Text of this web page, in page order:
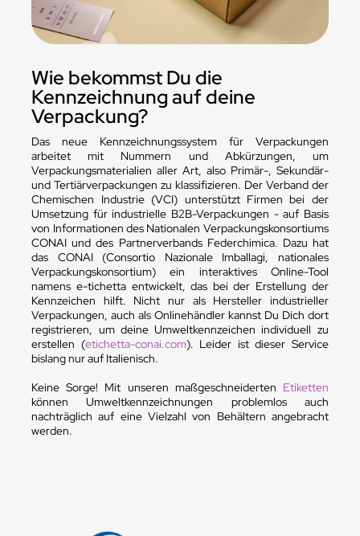
Wie bekommst Du die
Kennzeichnung auf deine
Verpackung?
Das neue Kennzeichnungssystem für Verpackungen
arbeitet mit Nummern und Abkürzungen, um
Verpackungsmaterialien aller Art, also Primär-, Sekundär-
und Tertiärverpackungen zu klassifizieren. Der Verband der
Chemischen Industrie (VCI) unterstützt Firmen bei der
Umsetzung für industrielle B2B-Verpackungen - auf Basis
von Informationen des Nationalen Verpackungskonsortiums
CONAI und des Partnerverbands Federchimica. Dazu hat
das CONAI (Consortio Nazionale Imballagi, nationales
Verpackungskonsortium) ein interaktives Online-Tool
namens e-tichetta entwickelt, das bei der Erstellung der
Kennzeichen hilft. Nicht nur als Hersteller industrieller
Verpackungen, auch als Onlinehändler kannst Du Dich dort
registrieren, um deine Umweltkennzeichen individuell zu
erstellen (etichetta-conai.com). Leider ist dieser Service
bislang nur auf Italienisch.
Keine Sorge! Mit unseren maßgeschneiderten Etiketten
können Umweltkennzeichnungen problemlos auch
nachträglich auf eine Vielzahl von Behältern angebracht
werden.